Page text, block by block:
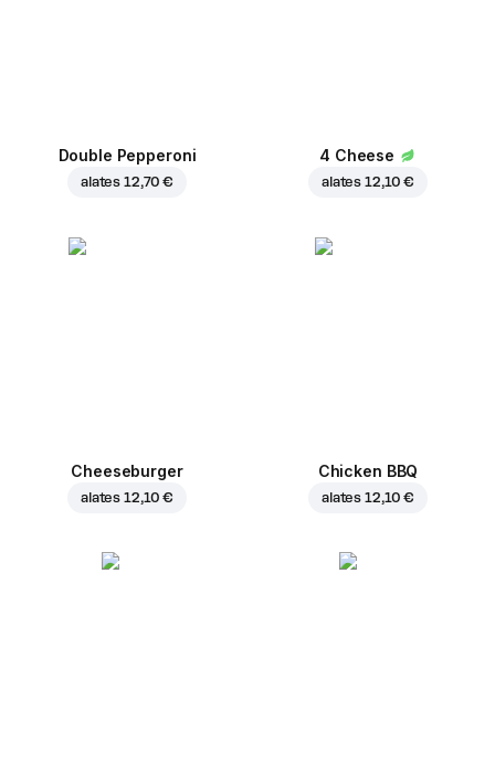
Double Pepperoni
alates 12,70 €
4 Cheese
alates 12,10 €
Cheeseburger
alates 12,10 €
Chicken BBQ
alates 12,10 €